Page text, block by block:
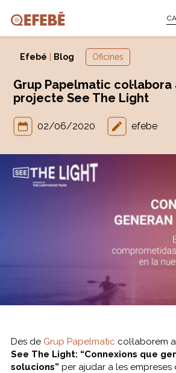
CA
Efebé Blog Oficines
Grup Papelmatic col·labora
projecte See The Light
02/06/2020 efebe
Des de Grup Papelmatic col·laborem
See The Light: “Connexions que
solucions” per ajudar a les empreses